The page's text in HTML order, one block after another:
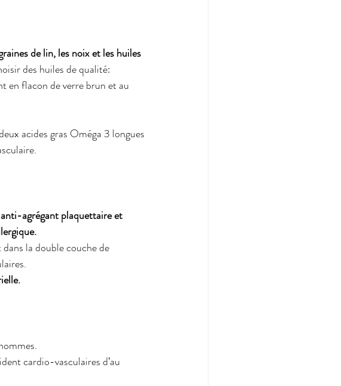
de lin, les noix et les huiles
des huiles de qualité:
en flacon de verre brun et au
acides gras Oméga 3 longues
agrégant plaquettaire et
la double couche de
cardio-vasculaires d’au